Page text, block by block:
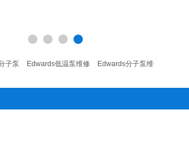
Edwards低温泵维修 Edwards分子泵维修 Edwards检漏